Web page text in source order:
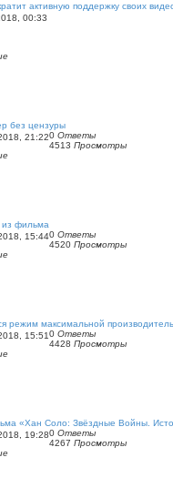
активную поддержку своих
00:33
без цензуры
21:220 Ответы
4513 Просмотры
из фильма
15:440 Ответы
4520 Просмотры
режим максимальной
15:510 Ответы
4428 Просмотры
«Хан Соло: Звёздные Войны.
19:280 Ответы
4267 Просмотры